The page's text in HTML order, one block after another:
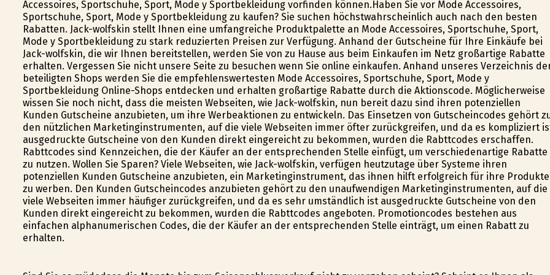
Accessoires, Sportschuhe, Sport, Mode y Sportbekleidung vorfinden können.Haben Sie vor Mode Accessoires,
Sportschuhe, Sport, Mode y Sportbekleidung zu kaufen? Sie suchen höchstwahrscheinlich auch nach den besten
Rabatten. Jack-wolfskin stellt Ihnen eine umfangreiche Produktpalette an Mode Accessoires, Sportschuhe, Sport,
Mode y Sportbekleidung zu stark reduzierten Preisen zur Verfügung. Anhand der Gutscheine für Ihre Einkäufe bei
Jack-wolfskin, die wir Ihnen bereitstellen, werden Sie von zu Hause aus beim Einkaufen im Netz großartige Rabatte
erhalten. Vergessen Sie nicht unsere Seite zu besuchen wenn Sie online einkaufen. Anhand unseres Verzeichnis
beteiligten Shops werden Sie die empfehlenswertesten Mode Accessoires, Sportschuhe, Sport, Mode y
Sportbekleidung Online-Shops entdecken und erhalten großartige Rabatte durch die Aktionscode. Möglicherweise
wissen Sie noch nicht, dass die meisten Webseiten, wie Jack-wolfskin, nun bereit dazu sind ihren potenziellen
Kunden Gutscheine anzubieten, um ihre Werbeaktionen zu entwickeln. Das Einsetzen von Gutscheincodes gehört
den nützlichen Marketinginstrumenten, auf die viele Webseiten immer öfter zurückgreifen, und da es kompliziert
ausgedruckte Gutscheine von den Kunden direkt eingereicht zu bekommen, wurden die Rabttcodes erschaffen.
Rabttcodes sind Kennzeichen, die der Käufer an der entsprechenden Stelle einfügt, um verschiedenartige Rabatte
zu nutzen. Wollen Sie Sparen? Viele Webseiten, wie Jack-wolfskin, verfügen heutzutage über Systeme ihren
potenziellen Kunden Gutscheine anzubieten, ein Marketinginstrument, das ihnen hilft erfolgreich für ihre Produkte
zu werben. Den Kunden Gutscheincodes anzubieten gehört zu den unaufwendigen Marketinginstrumenten, auf die
viele Webseiten immer häufiger zurückgreifen, und da es sehr umständlich ist ausgedruckte Gutscheine von den
Kunden direkt eingereicht zu bekommen, wurden die Rabttcodes angeboten. Promotioncodes bestehen aus
einfachen alphanumerischen Codes, die der Käufer an der entsprechenden Stelle einträgt, um einen Rabatt zu
erhalten.